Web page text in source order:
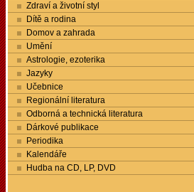
Zdraví a životní styl
Dítě a rodina
Domov a zahrada
Umění
Astrologie, ezoterika
Jazyky
Učebnice
Regionální literatura
Odborná a technická literatura
Dárkové publikace
Periodika
Kalendáře
Hudba na CD, LP, DVD